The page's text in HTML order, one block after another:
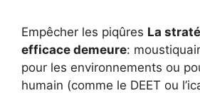
Empêcher les piqûres La
efficace demeure:
pour les environnements ou
humain (comme le DEET ou